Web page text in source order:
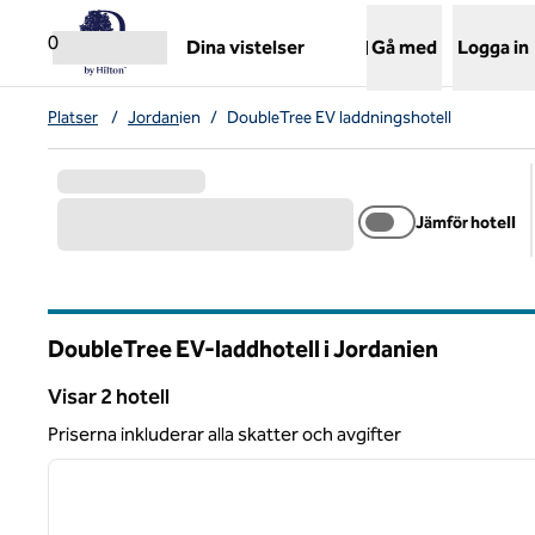
Gå vidare till innehållet
0
Dina vistelser Gå med Logga in
Platser / Jordanien / DoubleTree EV laddningshotell
Jämför hotell
DoubleTree EV-laddhotell i Jordanien
Visar 2 hotell
Visar 2 hotell
Priserna inkluderar alla skatter och avgifter
1 av 12